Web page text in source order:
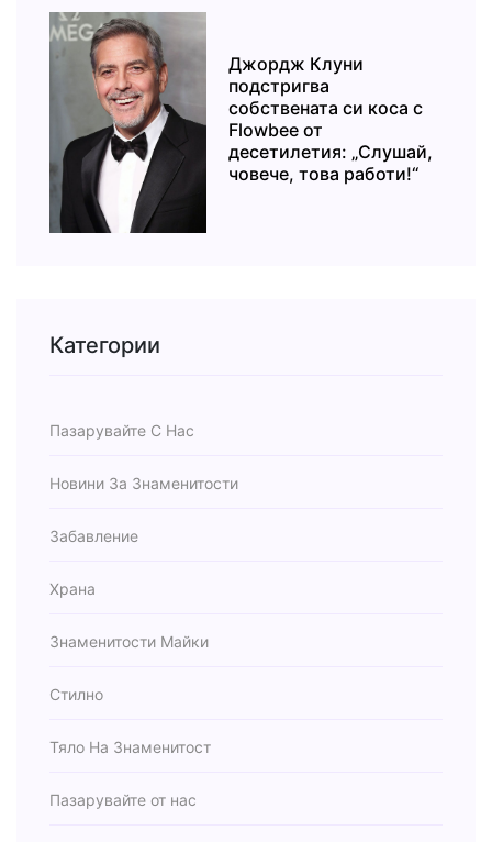
Джордж Клуни
подстригва
собствената си коса с
Flowbee от
десетилетия: „Слушай,
човече, това работи!“
Категории
Пазарувайте С Нас
Новини За Знаменитости
Забавление
Храна
Знаменитости Майки
Стилно
Тяло На Знаменитост
Пазарувайте от нас